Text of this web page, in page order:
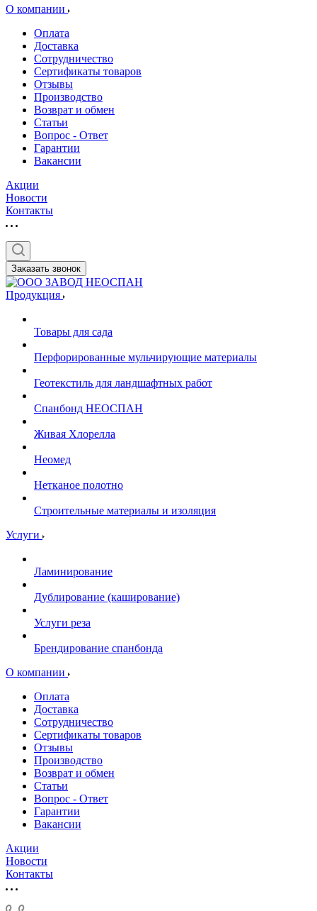
О компании
Оплата
Доставка
Сотрудничество
Сертификаты товаров
Отзывы
Производство
Возврат и обмен
Статьи
Вопрос - Ответ
Гарантии
Вакансии
Акции
Новости
Контакты
Заказать звонок
Продукция
Товары для сада
Перфорированные мульчирующие материалы
Геотекстиль для ландшафтных работ
Спанбонд НЕОСПАН
Живая Хлорелла
Нeомед
Нетканое полотно
Строительные материалы и изоляция
Услуги
Ламинирование
Дублирование (каширование)
Услуги реза
Брендирование спанбонда
О компании
Оплата
Доставка
Сотрудничество
Сертификаты товаров
Отзывы
Производство
Возврат и обмен
Статьи
Вопрос - Ответ
Гарантии
Вакансии
Акции
Новости
Контакты